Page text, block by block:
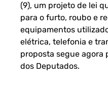
(9), um projeto de lei
para o furto, roubo e
equipamentos
elétrica, telefonia e
proposta segue agora
dos Deputados.